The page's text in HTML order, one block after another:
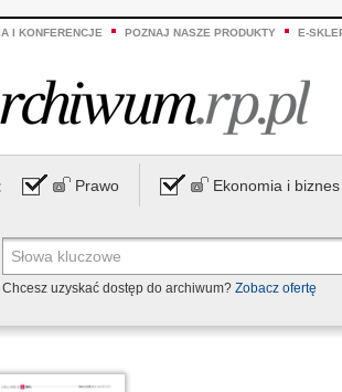
I KONFERENCJE POZNAJ NASZE PRODUKTY E-
Prawo Ekonomia i biznes
Chcesz uzyskać dostęp do archiwum? Zobacz ofertę